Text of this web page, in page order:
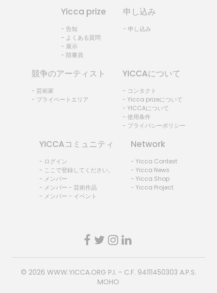
Yicca prize
- 告知
- よくある質問
- 展示
- 陪審員
申し込み
- 申し込み
競争のアーティスト
- 芸術家
- プライベートエリア
YICCAについて
- コンタクト
- Yicca prizeについて
- YICCAについて
- 使用条件
- プライバシーポリシー
YICCAコミュニティ
- ログイン
- ここで登録してください。
- メンバー
- メンバー - 芸術作品
- メンバー - イベント
Network
- Yicca Contest
- Yicca News
- Yicca Shop
- Yicca Project
© 2026 WWW.YICCA.ORG P.I. - C.F. 94111450303 A.P.S.
MOHO